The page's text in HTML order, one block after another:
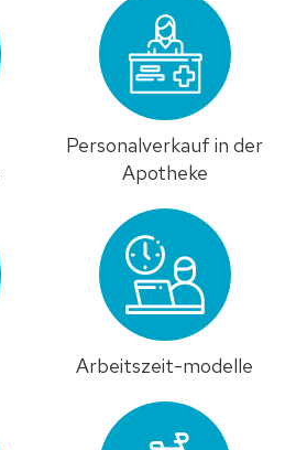
Personalverkauf in der
Apotheke
Arbeitszeit-modelle